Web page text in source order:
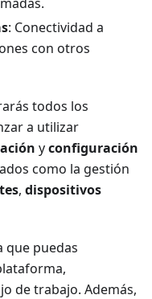
: Conectividad a
con otros
todos los
a utilizar
yconfiguración
como la gestión
, dispositivos
que puedas
de trabajo. Además,